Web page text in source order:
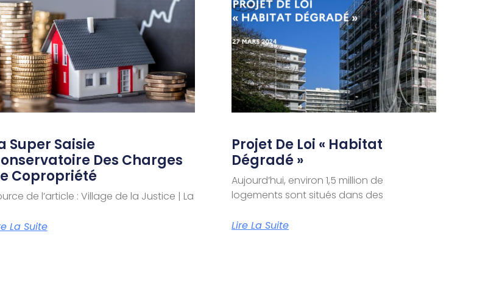
Super Saisie
Des Charges
Copropriété
de l’article : Village de la Justice | La
La Suite
Projet De Loi « Habitat
Dégradé »
Aujourd’hui, environ 1,5 million de
logements sont situés dans des
Lire La Suite